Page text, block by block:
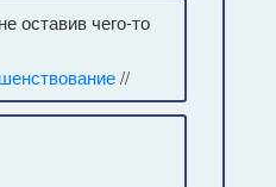
оставив чего-то
//